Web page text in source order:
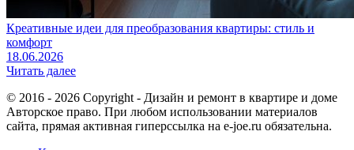
Креативные идеи для преобразования квартиры: стиль и
комфорт
18.06.2026
Читать далее
© 2016 - 2026 Copyright - Дизайн и ремонт в квартире и доме
Авторское право. При любом использовании материалов
сайта, прямая активная гиперссылка на e-joe.ru обязательна.